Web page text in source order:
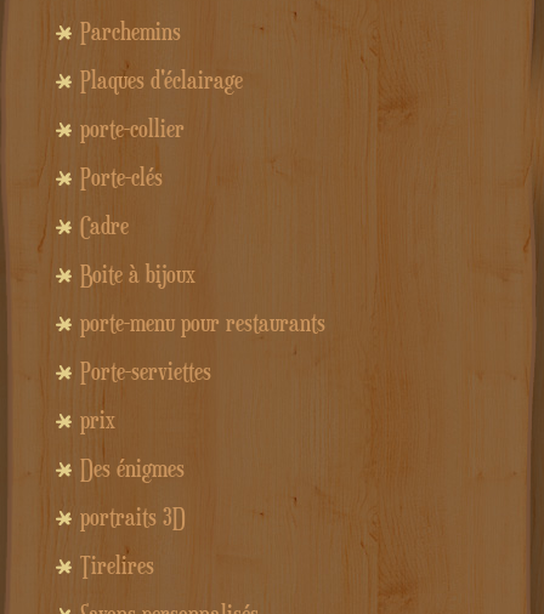
Parchemins
Plaques d'éclairage
porte-collier
Porte-clés
Cadre
Boite à bijoux
porte-menu pour restaurants
Porte-serviettes
prix
Des énigmes
portraits 3D
Tirelires